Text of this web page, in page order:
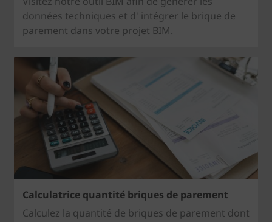
données techniques et d' intégrer le brique de
parement dans votre projet BIM.
Calculatrice quantité briques de parement
Calculez la quantité de briques de parement dont